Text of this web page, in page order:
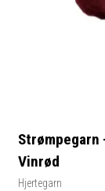
Strømpegarn
Vinrød
Hjertegarn